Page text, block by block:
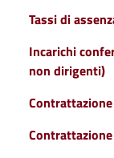
Tassi di
Incarichi
non dirigenti)